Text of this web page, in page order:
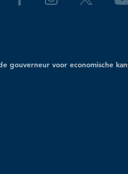
gouverneur voor economische